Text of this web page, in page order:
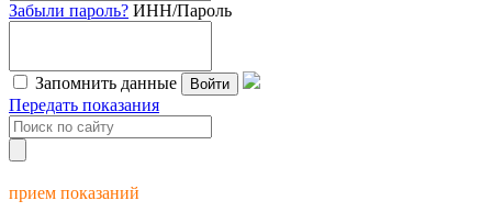
Забыли пароль? ИНН/Пароль
Запомнить данные Войти
Передать показания
прием показаний